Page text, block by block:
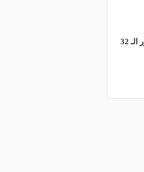
مقديشيو وكيتارا في دور الـ 32